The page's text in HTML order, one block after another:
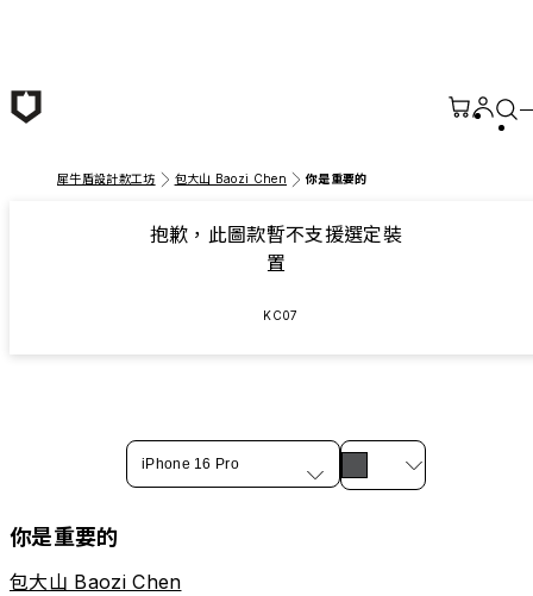
犀牛盾設計款工坊 包大山 Baozi Chen 你是重要的
抱歉，此圖款暫不支援選定裝
置
KC07
iPhone 16 Pro
你是重要的
包大山 Baozi Chen